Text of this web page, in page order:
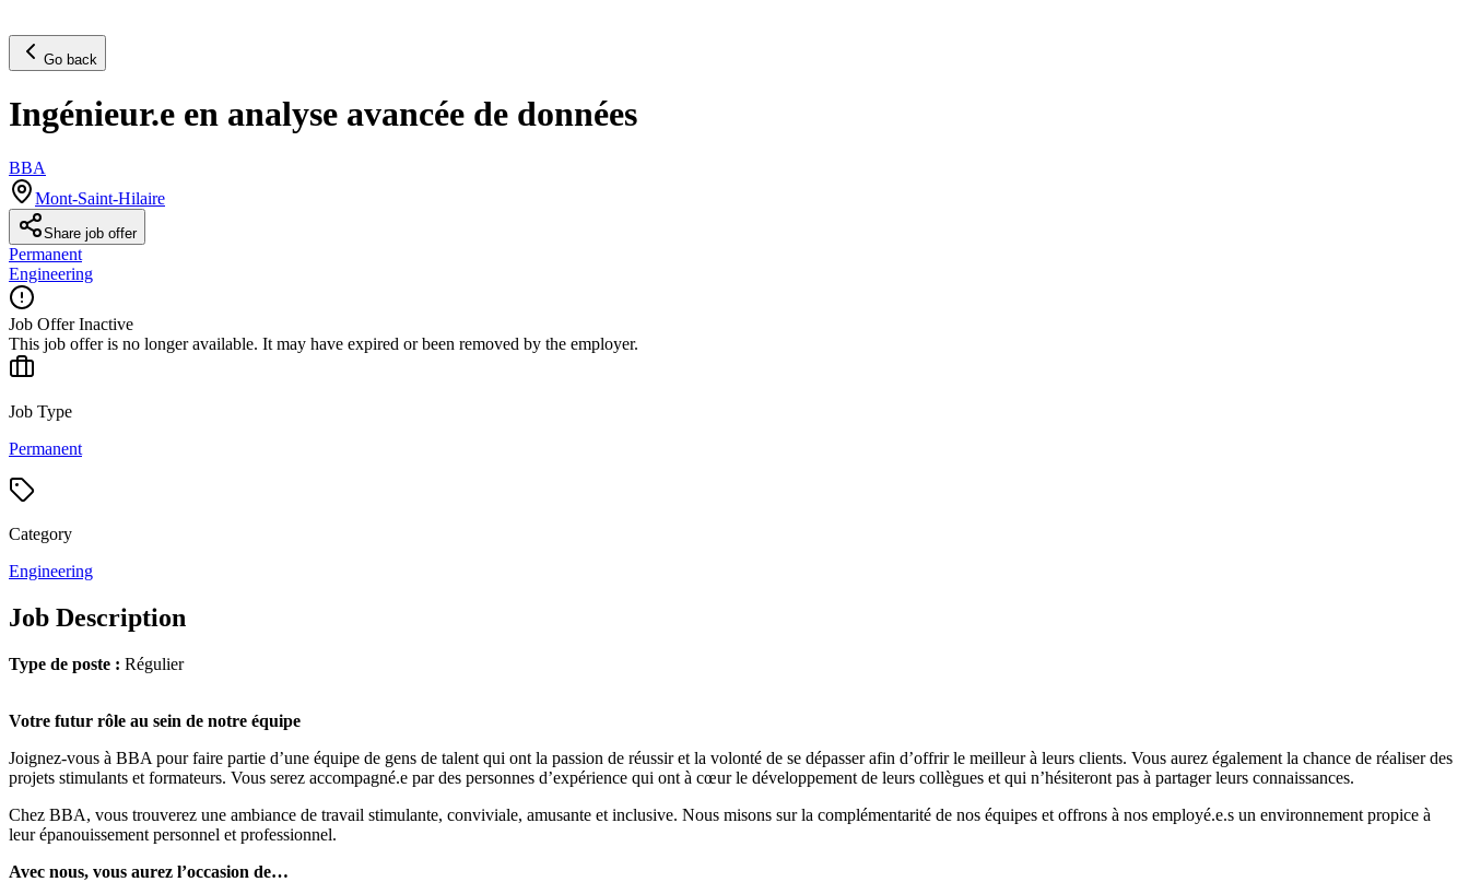
Go back
Ingénieur.e en analyse avancée de données
BBA
Mont-Saint-Hilaire
Share job offer
Permanent
Engineering
Job Offer Inactive
This job offer is no longer available. It may have expired or been removed by the employer.
Job Type
Permanent
Category
Engineering
Job Description
Type de poste : Régulier
Votre futur rôle au sein de notre équipe
Joignez-vous à BBA pour faire partie d’une équipe de gens de talent qui ont la passion de réussir et la volonté de se dépasser afin d’offrir le meilleur à leurs clients. Vous aurez également la chance de réaliser des
projets stimulants et formateurs. Vous serez accompagné.e par des personnes d’expérience qui ont à cœur le développement de leurs collègues et qui n’hésiteront pas à partager leurs connaissances.
Chez BBA, vous trouverez une ambiance de travail stimulante, conviviale, amusante et inclusive. Nous misons sur la complémentarité de nos équipes et offrons à nos employé.e.s un environnement propice à
leur épanouissement personnel et professionnel.
Avec nous, vous aurez l’occasion de…